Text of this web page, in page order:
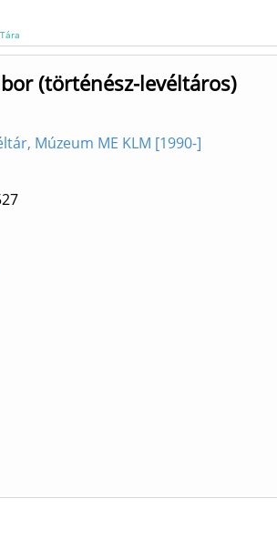
(történész-levéltáros)
Múzeum ME KLM [1990-]